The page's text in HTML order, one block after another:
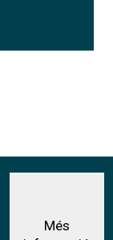
Més